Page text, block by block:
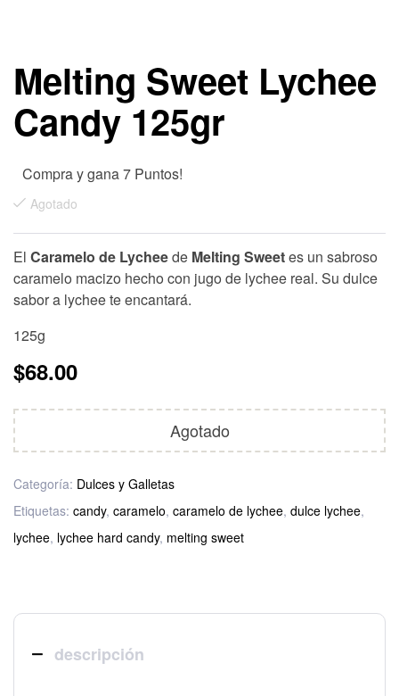
Melting Sweet Lychee
Candy 125gr
Compra y gana 7 Puntos!
Agotado
El Caramelo de Lycheede Melting Sweetes un sabroso
caramelo macizo hecho con jugo de lychee real. Su dulce
sabor a lychee te encantará.
125g
$68.00
Agotado
Categoría: Dulces y Galletas
Etiquetas: candy, caramelo, caramelo de lychee, dulce lychee,
lychee, lychee hard candy, melting sweet
descripción